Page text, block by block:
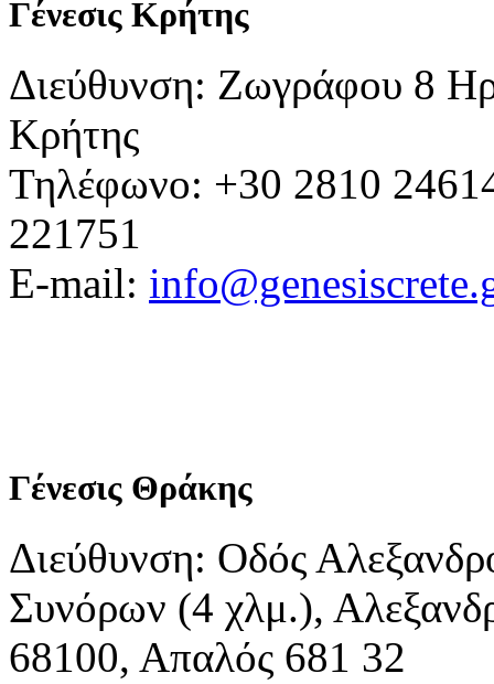
Γένεσις Κρήτης
Διεύθυνση: Ζωγράφου 8
Κρήτης
Τηλέφωνο: +30 2810
221751
E-mail:
Γένεσις Θράκης
Διεύθυνση: Οδός
Συνόρων (4 χλμ.),
68100, Απαλός 681 32